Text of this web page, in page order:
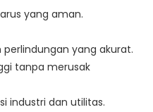
yang aman.
yang akurat.
tanpa merusak
industri dan utilitas.